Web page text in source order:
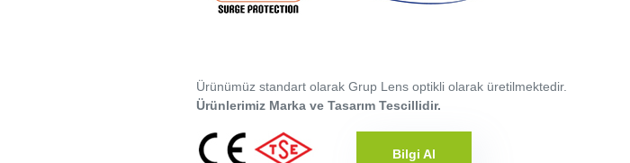
Ürünümüz standart olarak Grup Lens optikli olarak üretilmektedir.
Ürünlerimiz Marka ve Tasarım Tescillidir.
Bilgi Al